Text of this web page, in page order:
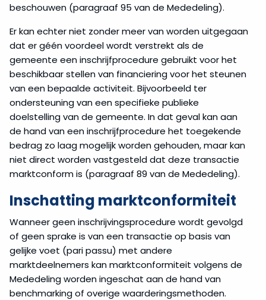
beschouwen (paragraaf 95 van de Mededeling).
Er kan echter niet zonder meer van worden uitgegaan
dat er géén voordeel wordt verstrekt als de
gemeente een inschrijfprocedure gebruikt voor het
beschikbaar stellen van financiering voor het steunen
van een bepaalde activiteit. Bijvoorbeeld ter
ondersteuning van een specifieke publieke
doelstelling van de gemeente. In dat geval kan aan
de hand van een inschrijfprocedure het toegekende
bedrag zo laag mogelijk worden gehouden, maar kan
niet direct worden vastgesteld dat deze transactie
marktconform is (paragraaf 89 van de Mededeling).
Inschatting marktconformiteit
Wanneer geen inschrijvingsprocedure wordt gevolgd
of geen sprake is van een transactie op basis van
gelijke voet (pari passu) met andere
marktdeelnemers kan marktconformiteit volgens de
Mededeling worden ingeschat aan de hand van
benchmarking of overige waarderingsmethoden.